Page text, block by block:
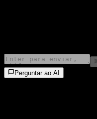
Perguntar ao AI